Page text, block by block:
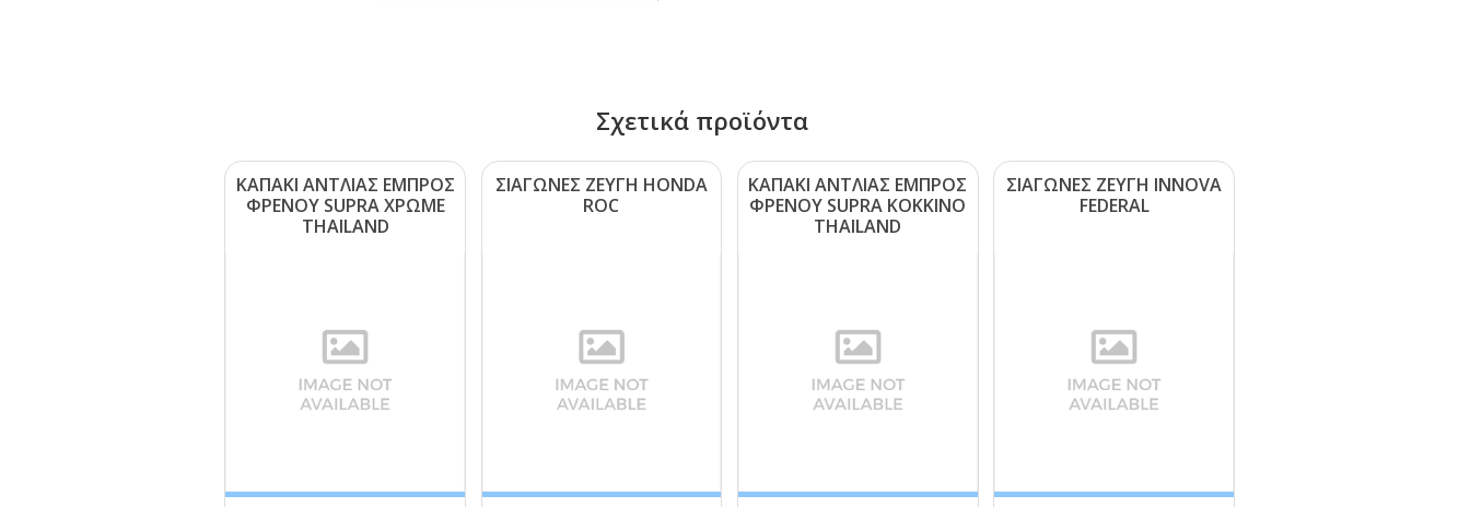
Σχετικά προϊόντα
ΚΑΠΑΚΙ ΑΝΤΛΙΑΣ ΕΜΠΡΟΣ
ΦΡΕΝΟΥ SUΡRΑ ΧΡΩΜΕ
ΤΗΑΙLΑΝD
ΣΙΑΓΩΝΕΣ ΖΕΥΓΗ ΗΟΝDΑ
RΟC
ΚΑΠΑΚΙ ΑΝΤΛΙΑΣ ΕΜΠΡΟΣ
ΦΡΕΝΟΥ SUΡRΑ ΚΟΚΚΙΝΟ
ΤΗΑΙLΑΝD
ΣΙΑΓΩΝΕΣ ΖΕΥΓΗ ΙΝΝΟVΑ
FΕDΕRΑL